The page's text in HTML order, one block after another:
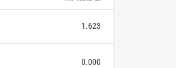
1.623
0.000